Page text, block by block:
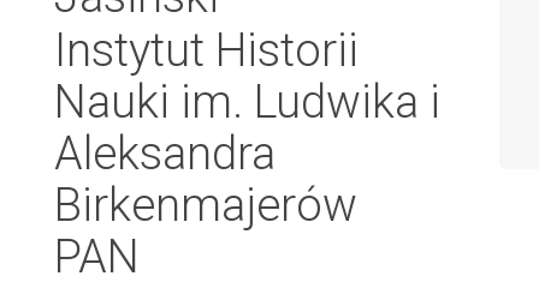
Instytut Historii
Nauki im. Ludwika i
Aleksandra
Birkenmajerów
PAN